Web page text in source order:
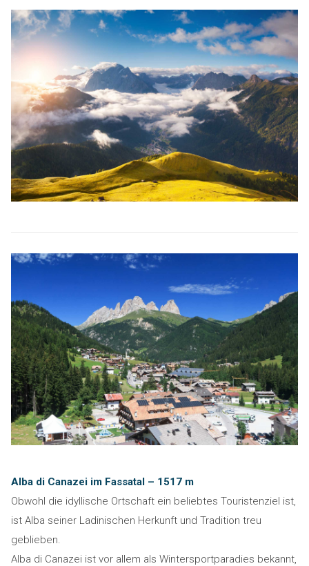
Alba di Canazei im Fassatal – 1517 m
Obwohl die idyllische Ortschaft ein beliebtes Touristenziel ist,
ist Alba seiner Ladinischen Herkunft und Tradition treu
geblieben.
Alba di Canazei ist vor allem als Wintersportparadies bekannt,